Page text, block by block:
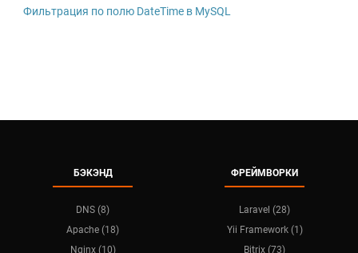
Фильтрация по полю DateTime в MySQL
БЭКЭНД
DNS (8)
Apache (18)
Nginx (10)
ФРЕЙМВОРКИ
Laravel (28)
Yii Framework (1)
Bitrix (73)